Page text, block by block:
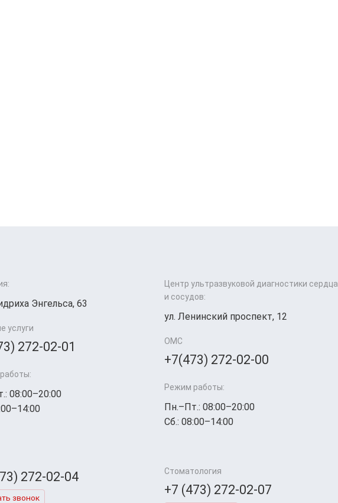
Энгельса, 63
услуги
272-02-01
08:00–20:00
272-02-04
звонок
Центр ультразвуковой диагностики сердца
и сосудов:
ул. Ленинский проспект, 12
ОМС
+7(473) 272-02-00
Режим работы:
Пн.–Пт.: 08:00–20:00
Сб.: 08:00–14:00
Стоматология
+7 (473) 272-02-07